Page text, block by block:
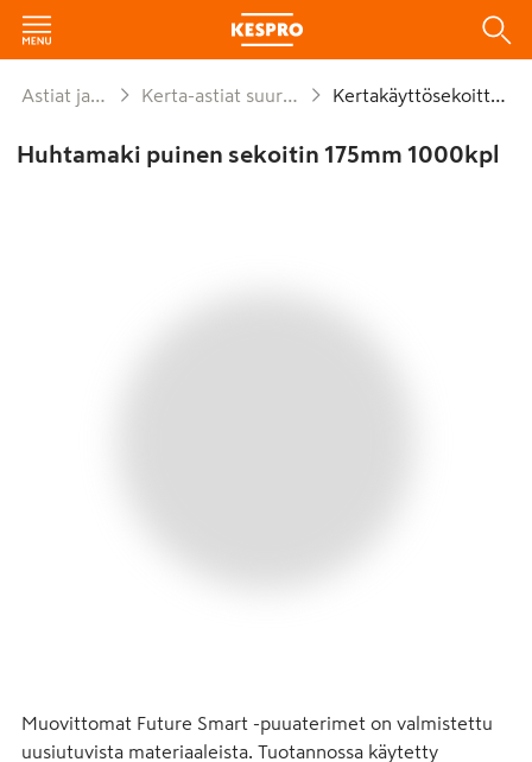
Astiat ja kattaus Kerta-astiat suurpakkaukset Kertakäyttösekoittimet
Huhtamaki puinen sekoitin 175mm 1000kpl
Muovittomat Future Smart -puuaterimet on valmistettu
uusiutuvista materiaaleista. Tuotannossa käytetty